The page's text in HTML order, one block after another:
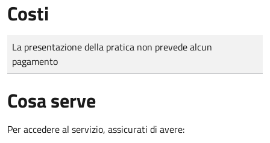
Costi
Tipo di pagamento
Importo
La presentazione della pratica non prevede alcun
pagamento
Cosa serve
Per accedere al servizio, assicurati di avere: